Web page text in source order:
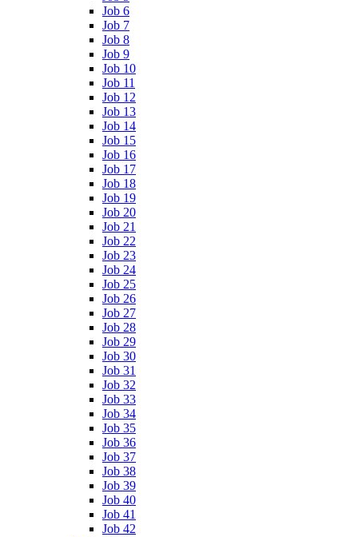
Job 6
Job 7
Job 8
Job 9
Job 10
Job 11
Job 12
Job 13
Job 14
Job 15
Job 16
Job 17
Job 18
Job 19
Job 20
Job 21
Job 22
Job 23
Job 24
Job 25
Job 26
Job 27
Job 28
Job 29
Job 30
Job 31
Job 32
Job 33
Job 34
Job 35
Job 36
Job 37
Job 38
Job 39
Job 40
Job 41
Job 42